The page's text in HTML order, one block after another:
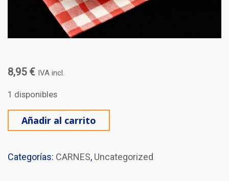
8,95 € IVA incl.
1 disponibles
CONEJO AL AJILLO cantidad
Añadir al carrito
Categorías: CARNES, Uncategorized